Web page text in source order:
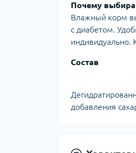
Почему
Влажный корм
с диабетом.
индивидуально.
Состав
добавления